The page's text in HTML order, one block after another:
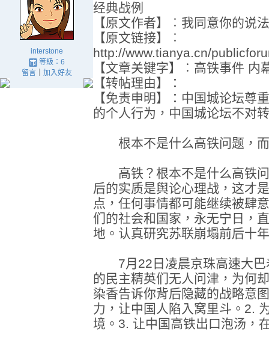
interstone
等級：6
留言｜ 加入好友
经典战例
【原文作者】︰我同意你的说法
【原文链接】︰
http://www.tianya.cn/
【文章关键字】︰高铁事件 内
【转帖理由】：
【免责申明】：中国城论坛尊
的个人行为，中国城论坛不对
根本不是什么高铁问题，而
高铁？根本不是什么高铁问
后的实质是舆论心理战，这才
点，任何事情都可能继续被肆
们的社会和国家，永无宁日，
地。认真研究苏联崩塌前后十
7月22日凌晨京珠高速大巴
的民主精英们无人问津，为
染香告诉你背后隐藏的战略意
力，让中国人陷入窝里斗。2.
境。3. 让中国高铁出口泡汤，